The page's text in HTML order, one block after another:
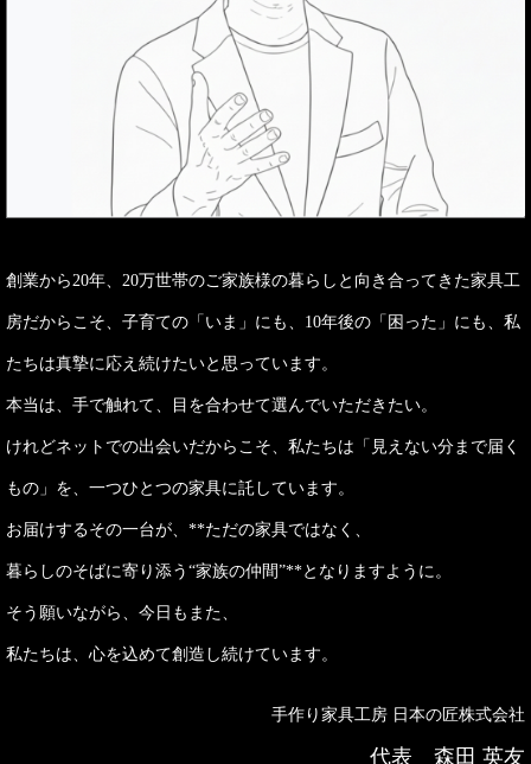
創業から20年、20万世帯のご家族様の暮らしと向き合ってきた家具工
房だからこそ、子育ての「いま」にも、10年後の「困った」にも、私
たちは真摯に応え続けたいと思っています。
本当は、手で触れて、目を合わせて選んでいただきたい。
けれどネットでの出会いだからこそ、私たちは「見えない分まで届く
もの」を、一つひとつの家具に託しています。
お届けするその一台が、**ただの家具ではなく、
暮らしのそばに寄り添う“家族の仲間”**となりますように。
そう願いながら、今日もまた、
私たちは、心を込めて創造し続けています。
手作り家具工房 日本の匠株式会社
代表 森田 英友